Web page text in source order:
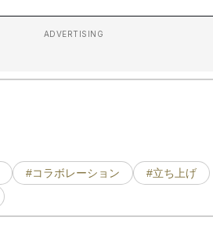
ADVERTISING
#コラボレーション
#立ち上げ